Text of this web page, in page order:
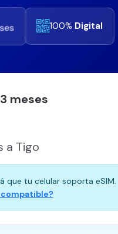
100% Digital
meses
a Tigo
que tu celular soporta eSIM.
compatible?